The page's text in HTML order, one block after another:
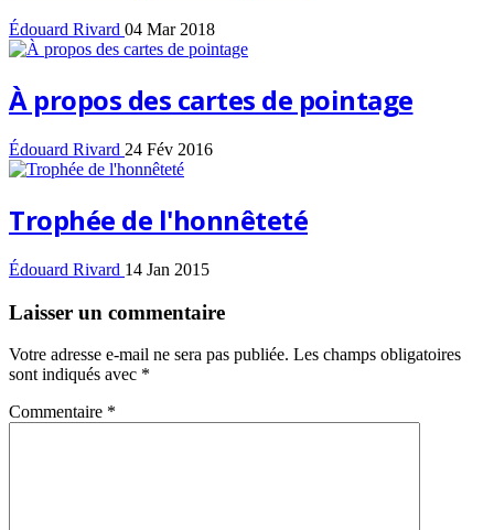
Édouard Rivard 04 Mar 2018
À propos des cartes de pointage
Édouard Rivard 24 Fév 2016
Trophée de l'honnêteté
Édouard Rivard 14 Jan 2015
Laisser un commentaire
Votre adresse e-mail ne sera pas publiée. Les champs obligatoires
sont indiqués avec *
Commentaire *